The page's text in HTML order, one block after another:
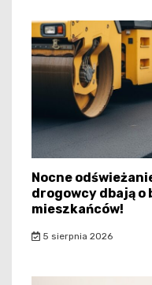
Nocne
drogowcy dbają o
mieszkańców!
5 sierpnia 2026